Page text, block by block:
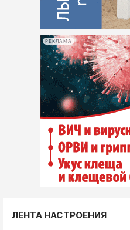
РЕКЛАМА
ЛЕНТА НАСТРОЕНИЯ